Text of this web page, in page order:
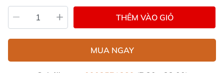
THÊM VÀO GIỎ
MUA NGAY